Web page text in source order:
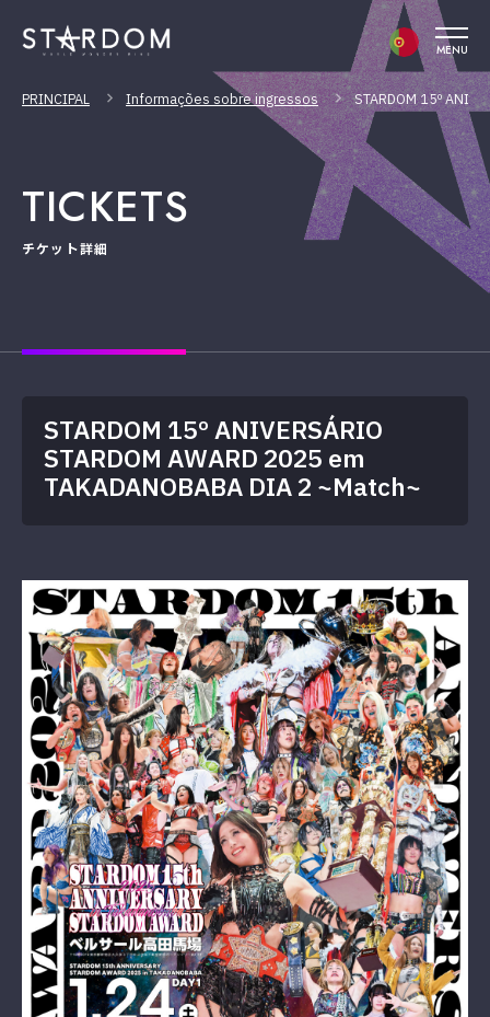
MENU
PRINCIPAL Informações sobre ingressos STARDOM 15º
TICKETS
チケット詳細
STARDOM 15º ANIVERSÁRIO
STARDOM AWARD 2025 em
TAKADANOBABA DIA 2 ~Match~